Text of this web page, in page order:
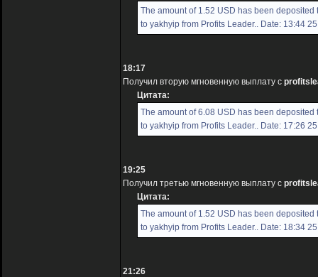
The amount of 1.52 USD has been
to yakhyip from Profits Leader.. Date: 13:44
18:17
Получил вторую мгновенную выплату с
Цитата:
The amount of 6.08 USD has been
to yakhyip from Profits Leader.. Date: 17:26
19:25
Получил третью мгновенную выплату с
Цитата:
The amount of 1.52 USD has been
to yakhyip from Profits Leader.. Date: 18:34
21:26